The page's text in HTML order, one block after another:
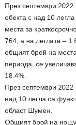
През септември
обекта с над 10
места за
764, а на леглата – 1
общият брой на
периода, се
18.4%.
През септември 2022
над 10 легла са
област Шумен.
Общият брой на